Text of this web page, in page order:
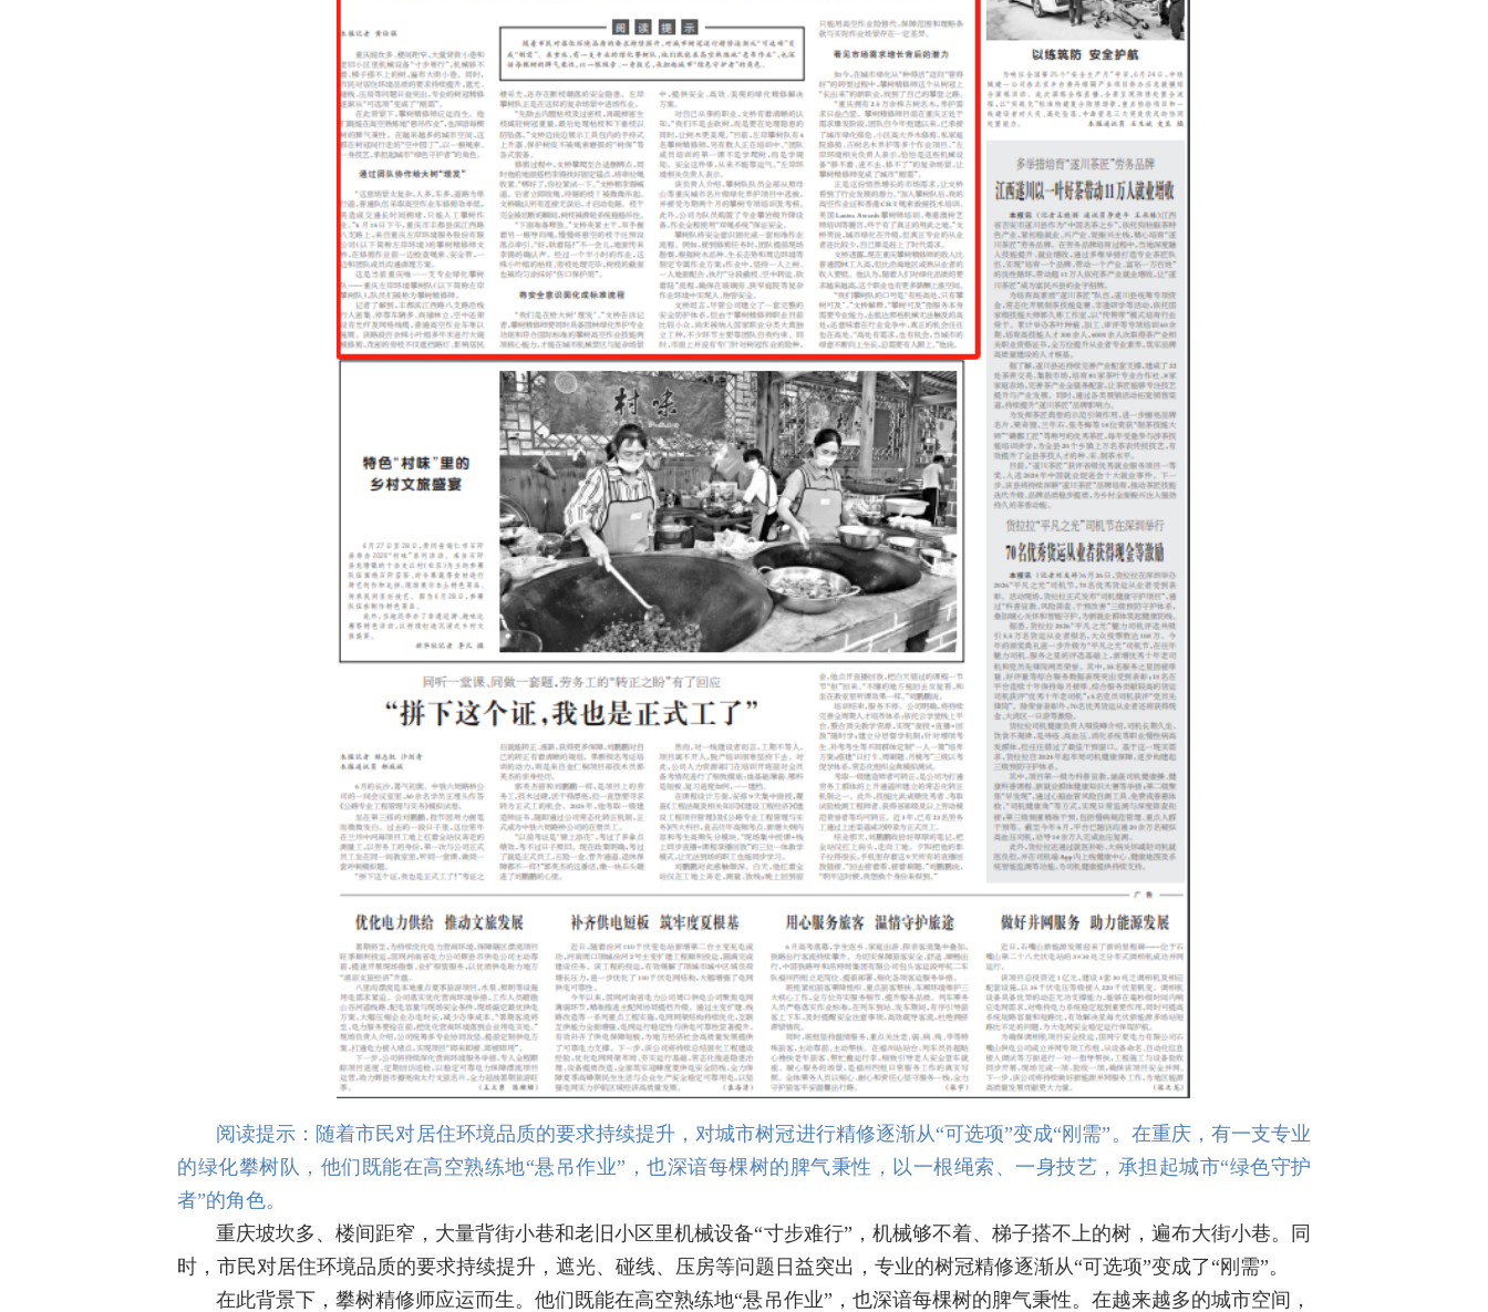
阅读提示：随着市民对居住环境品质的要求持续提升，对城市树冠进行精修逐渐从“可选项”变成“刚需”。在重庆，有一支专业
的绿化攀树队，他们既能在高空熟练地“悬吊作业”，也深谙每棵树的脾气秉性，以一根绳索、一身技艺，承担起城市“绿色守护
者”的角色。
重庆坡坎多、楼间距窄，大量背街小巷和老旧小区里机械设备“寸步难行”，机械够不着、梯子搭不上的树，遍布大街小巷。同
时，市民对居住环境品质的要求持续提升，遮光、碰线、压房等问题日益突出，专业的树冠精修逐渐从“可选项”变成了“刚需”。
在此背景下，攀树精修师应运而生。他们既能在高空熟练地“悬吊作业”，也深谙每棵树的脾气秉性。在越来越多的城市空间，